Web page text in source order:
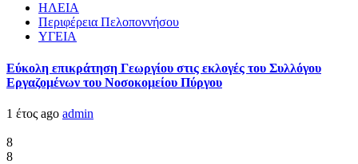
ΗΛΕΙΑ
Περιφέρεια Πελοποννήσου
ΥΓΕΙΑ
Εύκολη επικράτηση Γεωργίου στις εκλογές του Συλλόγου
Εργαζομένων του Νοσοκομείου Πύργου
1 έτος ago admin
8
8